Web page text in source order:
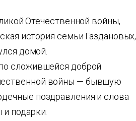
Отечественной войны,
история семьи Газдановых,
домой.
сложившейся доброй
войны — бывшую
поздравления и слова
подарки.